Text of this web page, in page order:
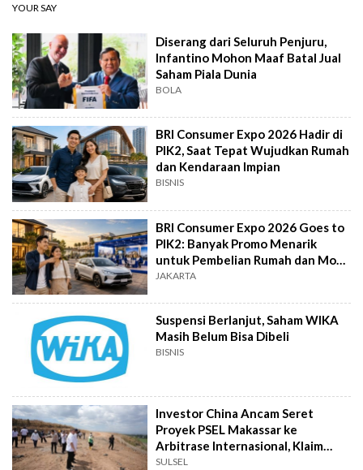
YOUR SAY
Diserang dari Seluruh Penjuru,
Infantino Mohon Maaf Batal Jual
Saham Piala Dunia
BOLA
BRI Consumer Expo 2026 Hadir di
PIK2, Saat Tepat Wujudkan Rumah
dan Kendaraan Impian
BISNIS
BRI Consumer Expo 2026 Goes to
PIK2: Banyak Promo Menarik
untuk Pembelian Rumah dan Mobil
Baru
JAKARTA
Suspensi Berlanjut, Saham WIKA
Masih Belum Bisa Dibeli
BISNIS
Investor China Ancam Seret
Proyek PSEL Makassar ke
Arbitrase Internasional, Klaim
Rugi Rp2,4 T
SULSEL